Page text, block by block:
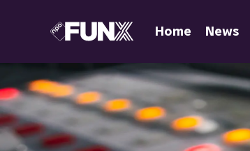
Home News